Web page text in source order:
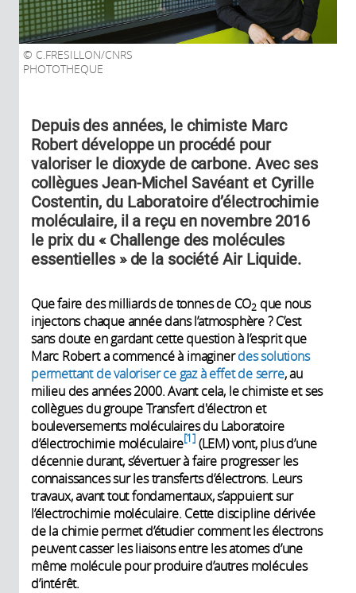
C.FRESILLON/CNRS
PHOTOTHEQUE
Depuis des années, le chimiste Marc
Robert développe un procédé pour
valoriser le dioxyde de carbone. Avec ses
collègues Jean-Michel Savéant et Cyrille
Costentin, du Laboratoire d’électrochimie
moléculaire, il a reçu en novembre 2016
le prix du « Challenge des molécules
essentielles » de la société Air Liquide.
Que faire des milliards de tonnes de CO2 que nous
injectons chaque année dans l’atmosphère ? C’est
sans doute en gardant cette question à l’esprit que
Marc Robert a commencé à imaginerdes solutions
permettant de valoriser ce gaz à effet de serre, au
milieu des années 2000. Avant cela, le chimiste et ses
collègues du groupe Transfert d'électron et
bouleversements moléculaires du Laboratoire
d’électrochimie moléculaire 1 (LEM) vont, plus d’une
décennie durant, s’évertuer à faire progresser les
connaissances sur les transferts d’électrons. Leurs
travaux, avant tout fondamentaux, s’appuient sur
l’électrochimie moléculaire. Cette discipline dérivée
de la chimie permet d’étudier comment les électrons
peuvent casser les liaisons entre les atomes d’une
même molécule pour produire d’autres molécules
d’intérêt.